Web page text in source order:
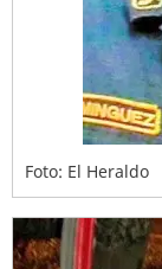
Foto: El Heraldo